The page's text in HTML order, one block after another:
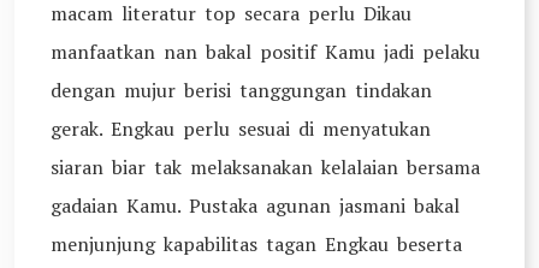
macam literatur top secara perlu Dikau
manfaatkan nan bakal positif Kamu jadi pelaku
dengan mujur berisi tanggungan tindakan
gerak. Engkau perlu sesuai di menyatukan
siaran biar tak melaksanakan kelalaian bersama
gadaian Kamu. Pustaka agunan jasmani bakal
menjunjung kapabilitas tagan Engkau beserta